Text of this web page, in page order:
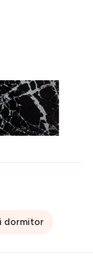
SM 21 -
XW, 80x300
dormitor